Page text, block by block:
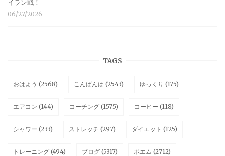
イラン戦！
06/27/2026
TAGS
おはよう (2568) こんばんは (2543) ゆっくり (175)
エアコン (144) コーチング (1575) コーヒー (118)
シャワー (233) ストレッチ (297) ダイエット (125)
トレーニング (494) ブログ (5317) ポエム (2712)